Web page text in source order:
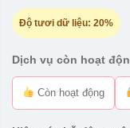
Độ tươi dữ liệu: 20%
Dịch vụ còn hoạt
Còn hoạt động